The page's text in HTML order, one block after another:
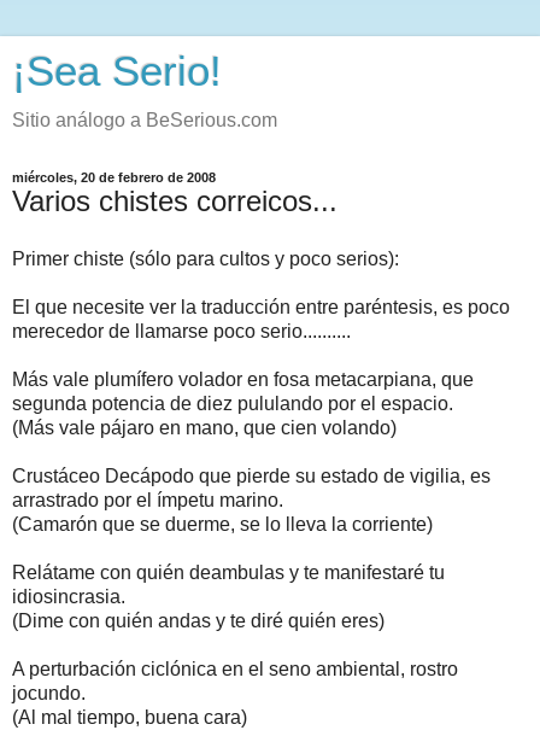
¡Sea Serio!
Sitio análogo a BeSerious.com
miércoles, 20 de febrero de 2008
Varios chistes correicos...
Primer chiste (sólo para cultos y poco serios):
El que necesite ver la traducción entre paréntesis, es poco
merecedor de llamarse poco serio..........
Más vale plumífero volador en fosa metacarpiana, que
segunda potencia de diez pululando por el espacio.
(Más vale pájaro en mano, que cien volando)
Crustáceo Decápodo que pierde su estado de vigilia, es
arrastrado por el ímpetu marino.
(Camarón que se duerme, se lo lleva la corriente)
Relátame con quién deambulas y te manifestaré tu
idiosincrasia.
(Dime con quién andas y te diré quién eres)
A perturbación ciclónica en el seno ambiental, rostro
jocundo.
(Al mal tiempo, buena cara)